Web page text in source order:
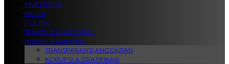
INVESTIGASI
RELIGI
POLITIK
TEKNOLOGI & DIGITAL
HUKUM & KRIMINAL
TRANSPARANSI ANGGARAN
KORUPSI & GRATIFIKASI